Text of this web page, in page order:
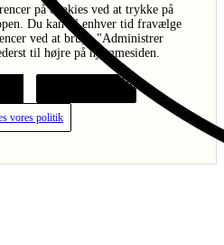
på cookies ved at trykke på
Du kan til enhver tid fravælge
ved at bruge "Administrer
til højre på hjemmesiden.
vores politik